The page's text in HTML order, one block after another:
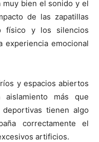
muy bien el sonido y el
de las zapatillas
físico y los silencios
experiencia emocional
y espacios abiertos
aislamiento más que
tienen algo
correctamente el
artificios.